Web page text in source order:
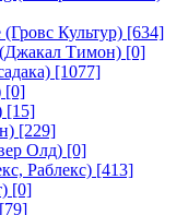
Культур) [634]
Тимон) [0]
[1077]
[0]
[15]
[229]
Олд) [0]
Раблекс) [413]
[0]
[79]